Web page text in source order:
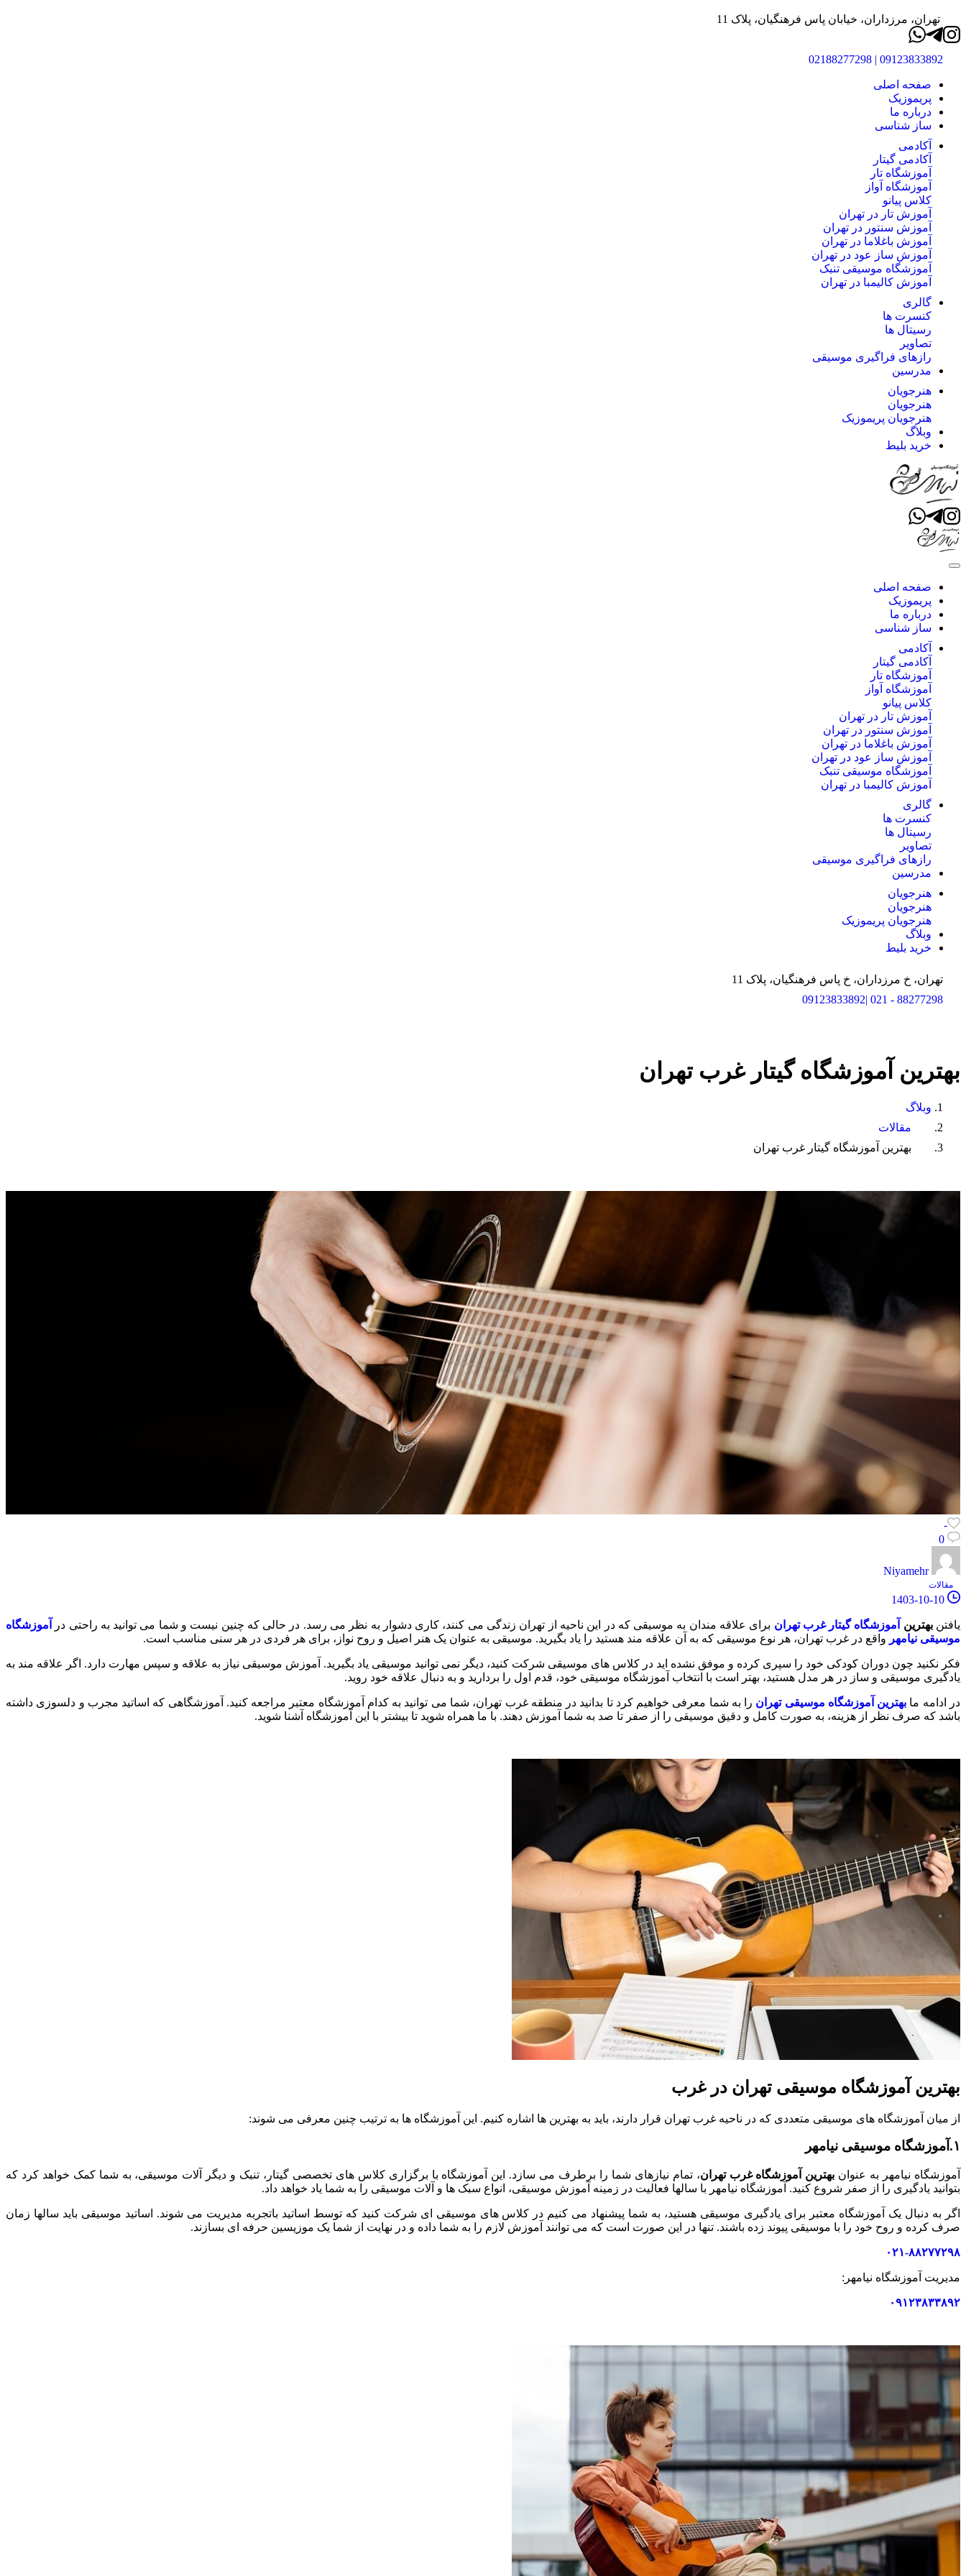
تهران، مرزداران، خیابان پاس فرهنگیان، پلاک 11
09123833892 | 02188277298
صفحه اصلی
پریموزیک
درباره ما
ساز شناسی
آکادمی
آکادمی گیتار
آموزشگاه تار
آموزشگاه آواز
کلاس پیانو
آموزش تار در تهران
آموزش سنتور در تهران
آموزش باغلاما در تهران
آموزش ساز عود در تهران
آموزشگاه موسیقی تنبک
آموزش کالیمبا در تهران
گالری
کنسرت ها
رسیتال ها
تصاویر
رازهای فراگیری موسیقی
مدرسین
هنرجویان
هنرجویان
هنرجویان پریموزیک
وبلاگ
خرید بلیط
صفحه اصلی
پریموزیک
درباره ما
ساز شناسی
آکادمی
آکادمی گیتار
آموزشگاه تار
آموزشگاه آواز
کلاس پیانو
آموزش تار در تهران
آموزش سنتور در تهران
آموزش باغلاما در تهران
آموزش ساز عود در تهران
آموزشگاه موسیقی تنبک
آموزش کالیمبا در تهران
گالری
کنسرت ها
رسیتال ها
تصاویر
رازهای فراگیری موسیقی
مدرسین
هنرجویان
هنرجویان
هنرجویان پریموزیک
وبلاگ
خرید بلیط
تهران، خ مرزداران، خ پاس فرهنگیان، پلاک 11
88277298 - 021 |09123833892
بهترین آموزشگاهگیتارغربتهران
وبلاگ
مقالات
بهترین آموزشگاه گیتار غرب تهران
-
0
Niyamehr
مقالات
1403-10-10
یافتنبهترین آموزشگاه گیتار غرب تهران برای علاقه مندان به موسیقی که در این ناحیه از تهران زندگی می کنند، کاری دشوار به نظر می رسد. در حالی که چنین نیست و شما می توانید به راحتی در
آموزشگاه
موسیقی نیامهر واقع در غرب تهران، هر نوع موسیقی که به آن علاقه مند هستید را یاد بگیرید. موسیقی به عنوان یک هنر اصیل و روح نواز، برای هر فردی در هر سنی مناسب است.
فکر نکنید چون دوران کودکی خود را سپری کرده و موفق نشده اید در کلاس های موسیقی شرکت کنید، دیگر نمی توانید موسیقی یاد بگیرید. آموزش موسیقی نیاز به علاقه و سپس مهارت دارد. اگر علاقه مند به
یادگیری موسیقی و ساز در هر مدل هستید، بهتر است با انتخاب آموزشگاه موسیقی خود، قدم اول را بردارید و به دنبال علاقه خود روید.
در ادامه ما بهترین آموزشگاه موسیقی تهران را به شما معرفی خواهیم کرد تا بدانید در منطقه غرب تهران، شما می توانید به کدام آموزشگاه معتبر مراجعه کنید. آموزشگاهی که اساتید مجرب و دلسوزی داشته
باشد که صرف نظر از هزینه، به صورت کامل و دقیق موسیقی را از صفر تا صد به شما آموزش دهند. با ما همراه شوید تا بیشتر با این آموزشگاه آشنا شوید.
بهترین آموزشگاه موسیقی تهران در غرب
از میان آموزشگاه های موسیقی متعددی که در ناحیه غرب تهران قرار دارند، باید به بهترین ها اشاره کنیم. این آموزشگاه ها به ترتیب چنین معرفی می شوند:
۱.آموزشگاه موسیقی نیامهر
آموزشگاه نیامهر به عنوان بهترین آموزشگاه غرب تهران، تمام نیازهای شما را برطرف می سازد. این آموزشگاه با برگزاری کلاس های تخصصی گیتار، تنبک و دیگر آلات موسیقی، به شما کمک خواهد کرد که
بتوانید یادگیری را از صفر شروع کنید. آموزشگاه نیامهر با سالها فعالیت در زمینه آموزش موسیقی، انواع سبک ها و آلات موسیقی را به شما یاد خواهد داد.
اگر به دنبال یک آموزشگاه معتبر برای یادگیری موسیقی هستید، به شما پیشنهاد می کنیم در کلاس های موسیقی ای شرکت کنید که توسط اساتید باتجربه مدیریت می شوند. اساتید موسیقی باید سالها زمان
صرف کرده و روح خود را با موسیقی پیوند زده باشند. تنها در این صورت است که می توانند آموزش لازم را به شما داده و در نهایت از شما یک موزیسین حرفه ای بسازند.
۰۲۱-۸۸۲۷۷۲۹۸
مدیریت آموزشگاه نیامهر:
۰۹۱۲۳۸۳۳۸۹۲